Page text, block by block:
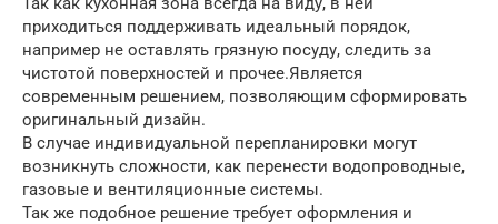
приходиться поддерживать идеальный порядок,
например не оставлять грязную посуду, следить за
чистотой поверхностей и прочее.Является
современным решением, позволяющим сформировать
оригинальный дизайн.
В случае индивидуальной перепланировки могут
возникнуть сложности, как перенести водопроводные,
газовые и вентиляционные системы.
Так же подобное решение требует оформления и